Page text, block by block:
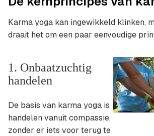
Karma yoga kan ingewikkeld klinken,
draait het om een paar eenvoudige
1. Onbaatzuchtig
handelen
De basis van karma yoga is
handelen vanuit compassie,
zonder er iets voor terug te